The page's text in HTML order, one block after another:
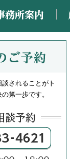
されることがト
第一歩です。